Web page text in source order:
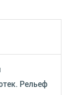
Рельеф